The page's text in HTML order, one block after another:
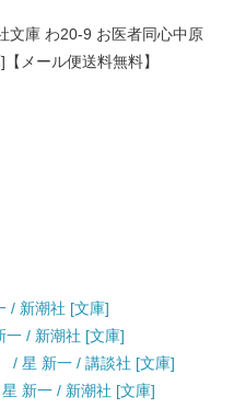
文庫 わ20-9 お医者同心中原
メール便送料無料】
/ 新潮社 [文庫]
一 / 新潮社 [文庫]
/ 星 新一 / 講談社 [文庫]
新一 / 新潮社 [文庫]